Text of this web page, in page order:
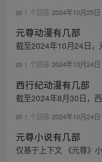
1 个回答 2024年10月25
元尊动漫有几部
截至2024年10月24日，
1 个回答 2024年10月24
西行纪动漫有几部
截至2024年8月30日，西
1 个回答 2024年10月24
元尊小说有几部
仅基于上下文 《元尊》